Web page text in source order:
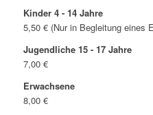
Kinder 4 - 14 Jahre
5,50 € (Nur in Begleitung eines
Jugendliche 15 - 17 Jahre
7,00 €
Erwachsene
8,00 €